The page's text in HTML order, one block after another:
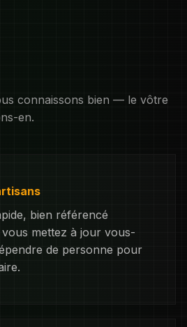
connaissons bien — le vôtre
en.
bien référencé
mettez à jour vous-
de personne pour